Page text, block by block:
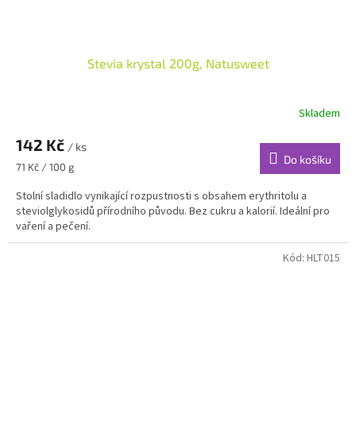
Stevia krystal 200g, Natusweet
Skladem
142 Kč / ks
Měrná
71 Kč / 100 g
Do košíku
Stolní sladidlo vynikající rozpustnosti s obsahem erythritolu a
steviolglykosidů přírodního původu. Bez cukru a kalorií. Ideální pro
vaření a pečení.
Kód: HLT015